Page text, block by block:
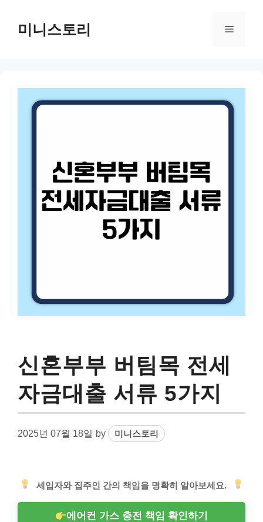
content미니스토리 Menu
신혼부부 버팀목 전세
자금대출 서류 5가지
2025년 07월 18일 by 미니스토리
세입자와 집주인 간의 책임을 명확히 알아보세요.
에어컨 가스 충전 책임 확인하기